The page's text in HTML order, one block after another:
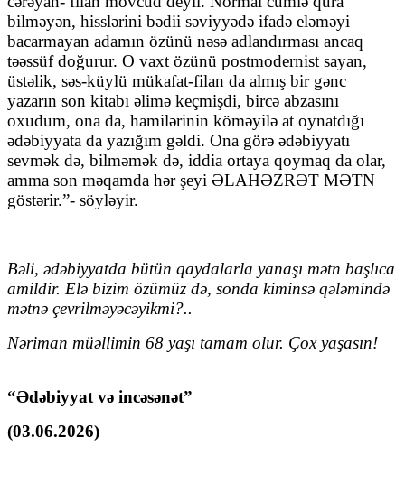
bilməyən, hisslərini bədii səviyyədə ifadə eləməyi
bacarmayan adamın özünü nəsə adlandırması ancaq
təəssüf doğurur. O vaxt özünü postmodernist sayan,
üstəlik, səs-küylü mükafat-filan da almış bir gənc
yazarın son kitabı əlimə keçmişdi, bircə abzasını
oxudum, ona da, hamilərinin köməyilə at oynatdığı
ədəbiyyata da yazığım gəldi. Ona görə ədəbiyyatı
sevmək də, bilməmək də, iddia ortaya qoymaq da olar,
amma son məqamda hər şeyi ƏLAHƏZRƏT MƏTN
göstərir.”- söyləyir.
Bəli, ədəbiyyatda bütün qaydalarla yanaşı mətn başlıca
amildir. Elə bizim özümüz də, sonda kiminsə qələmində
mətnə çevrilməyəcəyikmi?..
Nəriman müəllimin 68 yaşı tamam olur. Çox yaşasın!
“Ədəbiyyat və incəsənət”
(03.06.2026)